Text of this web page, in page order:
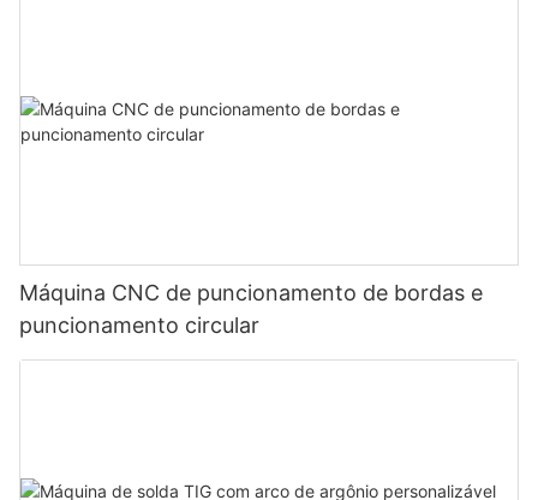
Máquina CNC de puncionamento de bordas e
puncionamento circular